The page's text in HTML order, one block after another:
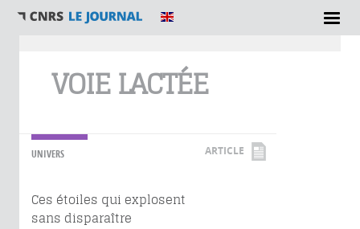
VOIE LACTÉE
UNIVERS ARTICLE
Ces étoiles qui explosent
sans disparaître